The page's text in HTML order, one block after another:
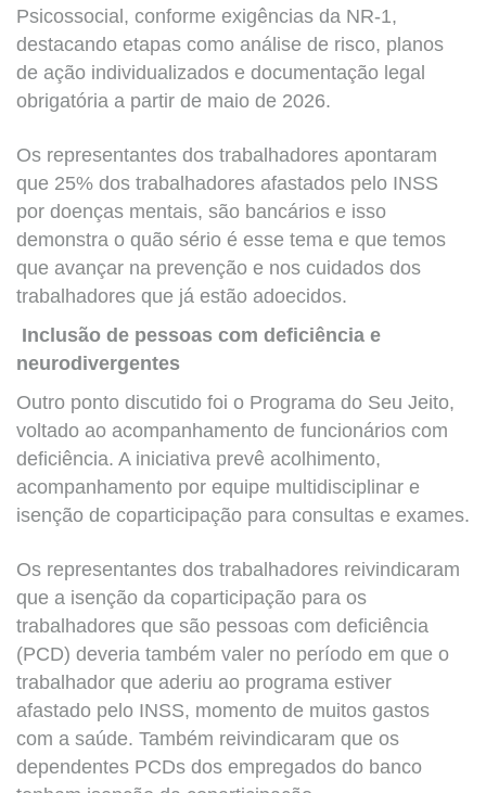
Psicossocial, conforme exigências da NR-1,
destacando etapas como análise de risco, planos
de ação individualizados e documentação legal
obrigatória a partir de maio de 2026.
Os representantes dos trabalhadores apontaram
que 25% dos trabalhadores afastados pelo INSS
por doenças mentais, são bancários e isso
demonstra o quão sério é esse tema e que temos
que avançar na prevenção e nos cuidados dos
trabalhadores que já estão adoecidos.
Inclusão de pessoas com deficiência e
neurodivergentes
Outro ponto discutido foi o Programa do Seu Jeito,
voltado ao acompanhamento de funcionários com
deficiência. A iniciativa prevê acolhimento,
acompanhamento por equipe multidisciplinar e
isenção de coparticipação para consultas e exames.
Os representantes dos trabalhadores reivindicaram
que a isenção da coparticipação para os
trabalhadores que são pessoas com deficiência
(PCD) deveria também valer no período em que o
trabalhador que aderiu ao programa estiver
afastado pelo INSS, momento de muitos gastos
com a saúde. Também reivindicaram que os
dependentes PCDs dos empregados do banco